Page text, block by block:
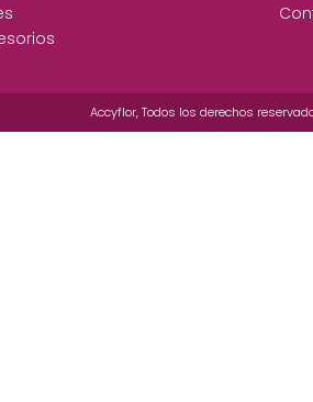
Accyflor, Todos los derechos